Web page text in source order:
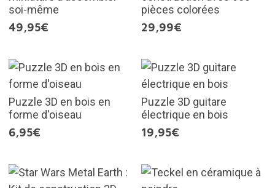
soi-même
49,95€
pièces colorées
29,99€
Puzzle 3D en bois en
forme d'oiseau
6,95€
Puzzle 3D guitare
électrique en bois
19,95€